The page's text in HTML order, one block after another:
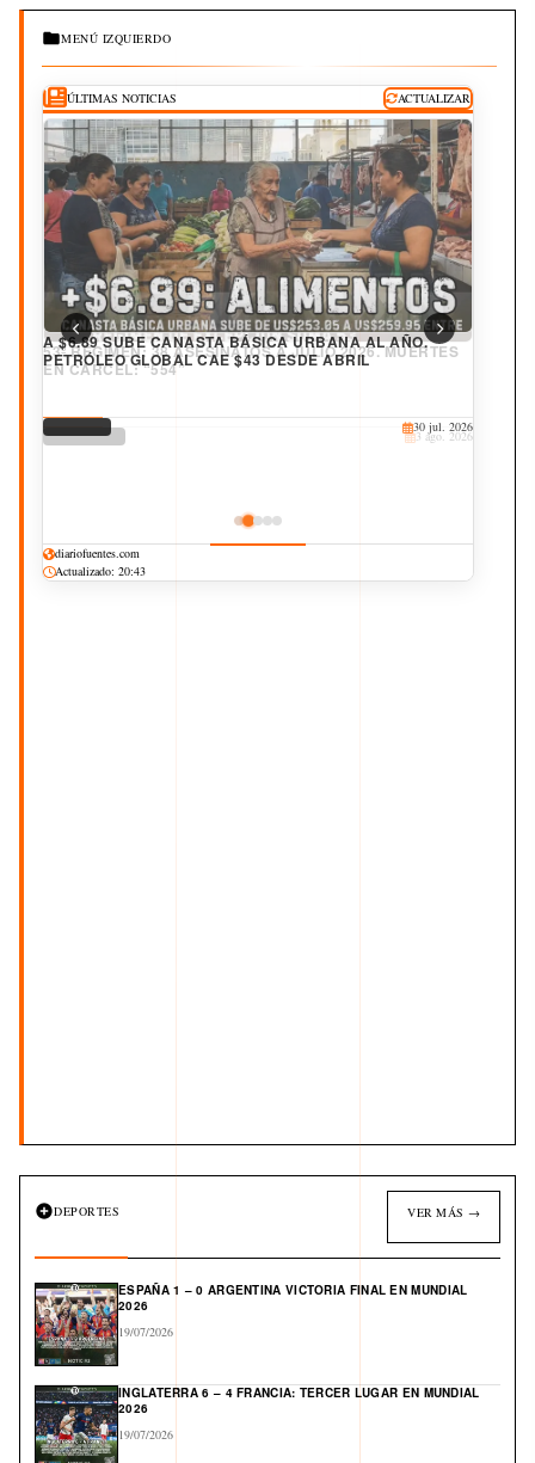
MENÚ IZQUIERDO
ÚLTIMAS NOTICIAS ACTUALIZAR
CORRUPCIÓN 3 ago. 2026
A $6.89 SUBE CANASTA BÁSICA URBANA AL AÑO.
PETRÓLEO GLOBAL CAE $43 DESDE ABRIL
DERECHOS
30 jul. 2026
CULTURA
25 jul. 2026
JUDICIAL 20 jul. 2026
DEPORTES 19 jul. 2026
diariofuentes.com
Actualizado: 20:43
DEPORTES VER MÁS →
ESPAÑA 1 – 0 ARGENTINA VICTORIA FINAL EN MUNDIAL
2026
19/07/2026
INGLATERRA 6 – 4 FRANCIA: TERCER LUGAR EN MUNDIAL
2026
19/07/2026